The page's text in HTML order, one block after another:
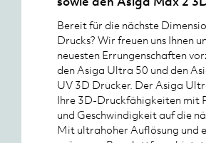
Bereit für die nächste
Drucks? Wir freuen uns Ihnen
neuesten Errungenschaften
den Asiga Ultra 50 und den
UV 3D Drucker. Der Asiga
Ihre 3D-Druckfähigkeiten mit
und Geschwindigkeit auf die
Mit ultrahoher Auflösung und